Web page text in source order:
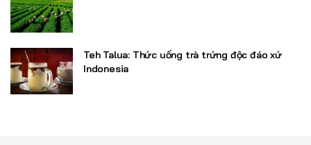
Teh Talua: Thức uống trà trứng độc đáo xứ
Indonesia